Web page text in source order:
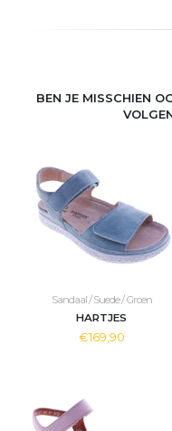
BEN JE MISSCHIEN
Sandaal / Suede / Groen
HARTJES
€169,90